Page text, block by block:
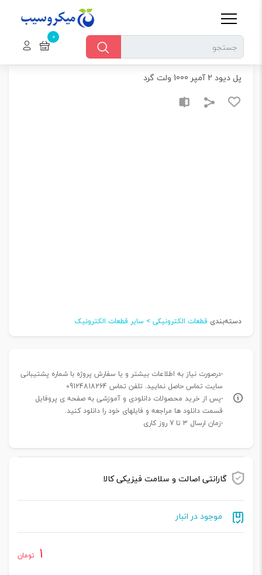
خانه قطعات الکترونیکی > سایر قطعات الکترونیک پل دیود 2 آمپر 1000 ولت گرد
پل دیود 2 آمپر 1000 ولت گرد
دسته‌بندی قطعات الکترونیکی > سایر قطعات الکترونیک
-درصورت نیاز به اطلاعات بیشتر و یا سفارش پروژه با شماره پشتیبانی
سایت تماس حاصل نمایید. تلفن تماس 09124818264
-پس از خرید محصولات دانلودی و آموزشی به صفحه ی پروفایل
قسمت دانلود ها مراجعه و فایلهای خود را دانلود کنید.
-زمان ارسال 3 تا 7 روز کاری
گارانتی اصالت و سلامت فیزیکی کالا
موجود در انبار
1 تومان